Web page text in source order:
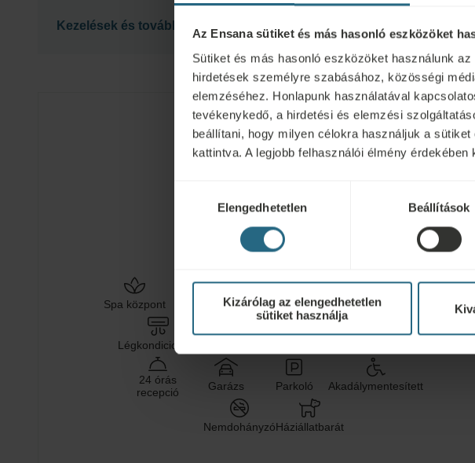
Az Ensana sütiket és más hasonló eszközöket
Sütiket és más hasonló eszközöket használunk
hirdetések személyre szabásához, közösségi
elemzéséhez. Honlapunk használatával
tevékenykedő, a hirdetési és elemzési
beállítani, hogy milyen célokra használjuk a
kattintva. A legjobb felhasználói élmény
kiválasztásaElengedhetetlen Beállítások
Kizárólag az elengedhetetlen
sütiket használja
Kezelések és további információk
Az orvos előírja a kezelési eljárásokat a vendég egészségi állapota
edzést edzővel (hetente 2 bejegyzés).
Szállodai szolgáltatások
ISZAP TERMÁLVÍZ
Spa központ Medence
Egészségügyi
szolgáltatások
Wellness
szolgáltatások
Légkondicionáló
24 órás
recepció
Garázs Parkoló Akadálymentesített
NemdohányzóHáziállatbarát